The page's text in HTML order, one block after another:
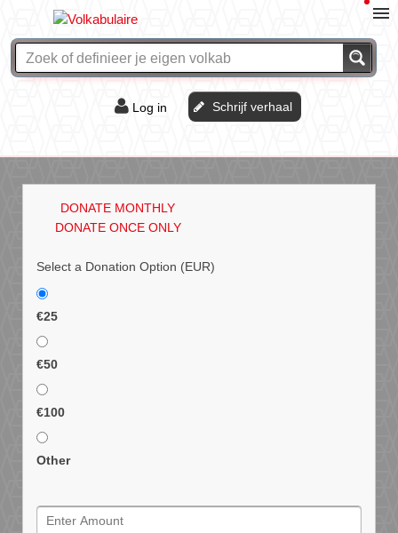
Log in Schrijf verhaal
DONATE MONTHLY
DONATE ONCE ONLY
Select a Donation Option (EUR)
€25
€50
€100
Other